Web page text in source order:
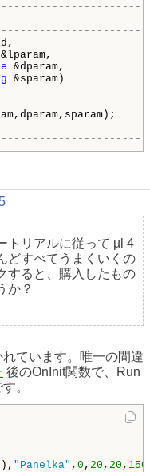
&lparam,
&dparam,
&sparam)
トリアルに従って µl 4
どすべてうまくいくの
すると、購入したもの
か？
ています。唯一の間違
後のOnInit関数で、Run
。
"Panelka" , 0 , 20 , 20 , 150